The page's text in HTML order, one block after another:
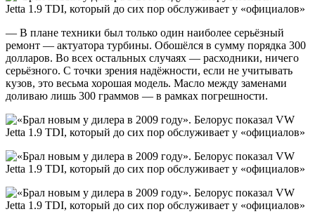
— В плане техники был только один наиболее серьёзный
ремонт — актуатора турбины. Обошёлся в сумму порядка 300
долларов. Во всех остальных случаях — расходники, ничего
серьёзного. С точки зрения надёжности, если не учитывать
кузов, это весьма хорошая модель. Масло между заменами
доливаю лишь 300 граммов — в рамках погрешности.